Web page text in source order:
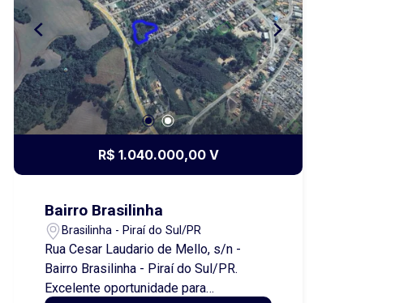
emissão de CRA (Cotas de Reserva
Ambiental). Sem registro de infrações
ambientais, TAC ou PRAD, trata-se de
uma área ambientalmente regular, com
grande potencial estratégico para
proprietários rurais e investidores que
buscam regularização ambiental ou
ativos sustentáveis. A área apresenta
rica cobertura vegetal e características
ser utilizada de forma consciente e
contemplativa, voltada ao contato com a
natureza, sempre em conformidade
com a legislação ambiental vigente.
Área total aproximada: 67,00 Alqueires
R$ 1.040.000,00 V
Bairro Brasilinha
Brasilinha - Piraí do Sul/PR
Rua Cesar Laudario de Mello, s/n -
Bairro Brasilinha - Piraí do Sul/PR.
Excelente oportunidade para